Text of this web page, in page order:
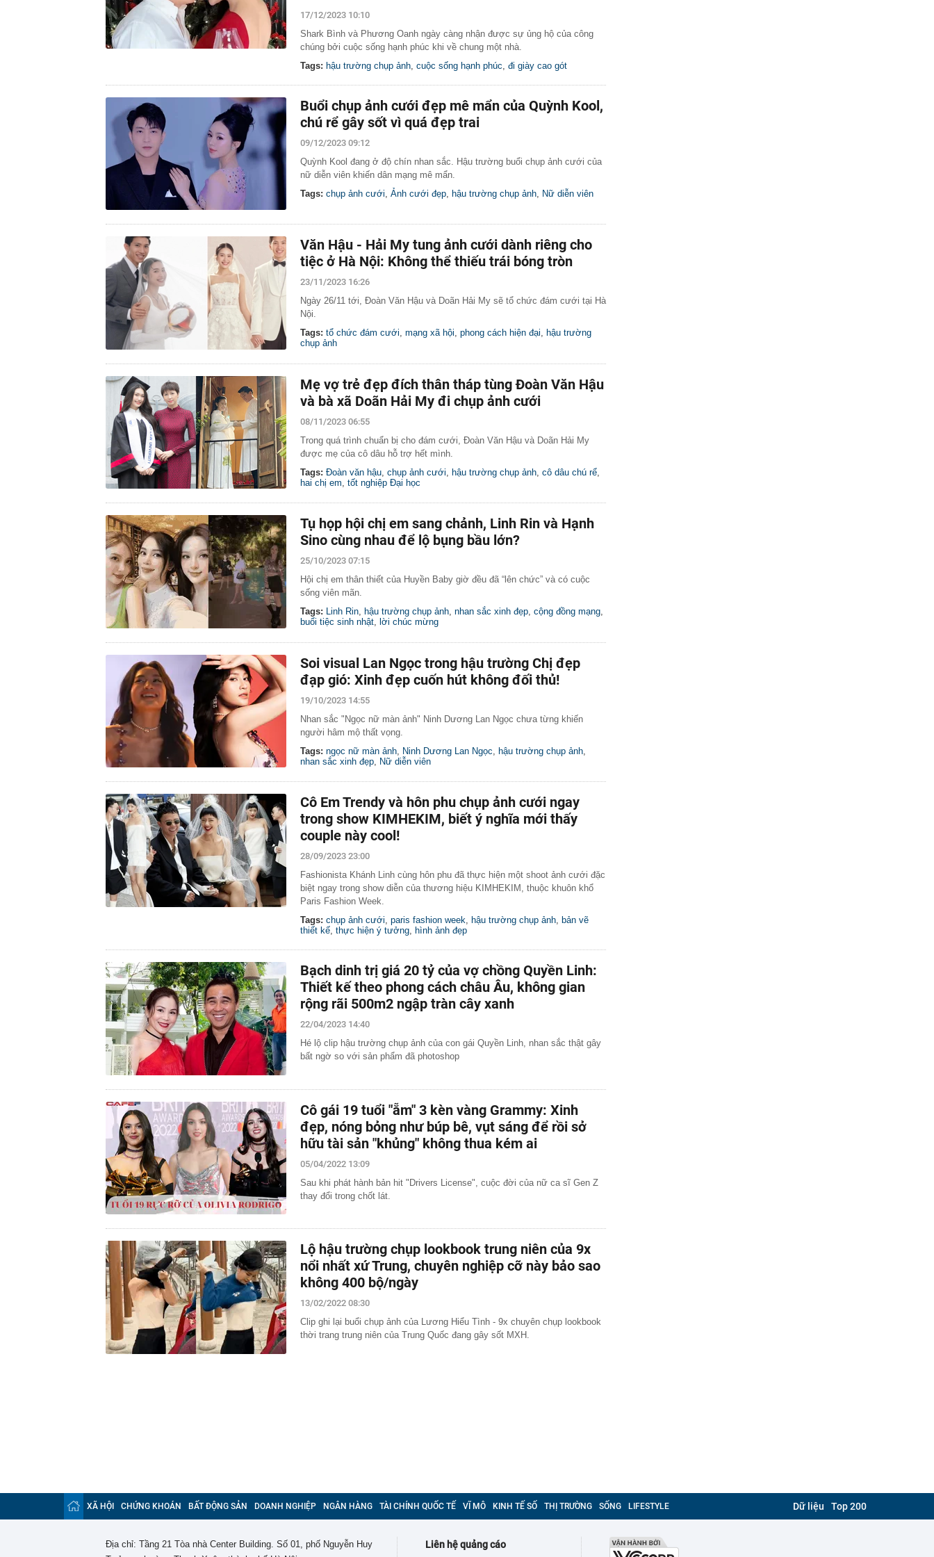
17/12/2023 10:10
Shark Bình và Phương Oanh ngày càng nhận được sự ủng hộ của công
chúng bởi cuộc sống hạnh phúc khi về chung một nhà.
Tags: hậu trường chụp ảnh cuộc sống hạnh phúc đi giày cao gót
Buổi chụp ảnh cưới đẹp mê mẩn của Quỳnh Kool,
chú rể gây sốt vì quá đẹp trai
09/12/2023 09:12
Quỳnh Kool đang ở độ chín nhan sắc. Hậu trường buổi chụp ảnh cưới của
nữ diễn viên khiến dân mạng mê mẩn.
Tags: chụp ảnh cưới Ảnh cưới đẹp hậu trường chụp ảnh Nữ diễn viên
Văn Hậu - Hải My tung ảnh cưới dành riêng cho
tiệc ở Hà Nội: Không thể thiếu trái bóng tròn
23/11/2023 16:26
Ngày 26/11 tới, Đoàn Văn Hậu và Doãn Hải My sẽ tổ chức đám cưới tại Hà
Nội.
Tags: tổ chức đám cưới, mạng xã hội, phong cách hiện đại, hậu trường
chụp ảnh
Mẹ vợ trẻ đẹp đích thân tháp tùng Đoàn Văn Hậu
và bà xã Doãn Hải My đi chụp ảnh cưới
08/11/2023 06:55
Trong quá trình chuẩn bị cho đám cưới, Đoàn Văn Hậu và Doãn Hải My
được mẹ của cô dâu hỗ trợ hết mình.
Tags: Đoàn văn hậu chụp ảnh cưới hậu trường chụp ảnh cô dâu chú rể
hai chị em tốt nghiệp Đại học
Tụ họp hội chị em sang chảnh, Linh Rin và Hạnh
Sino cùng nhau để lộ bụng bầu lớn?
25/10/2023 07:15
Hội chị em thân thiết của Huyền Baby giờ đều đã “lên chức” và có cuộc
sống viên mãn.
Tags: Linh Rin, hậu trường chụp ảnh, nhan sắc xinh đẹp, cộng đồng mạng,
buổi tiệc sinh nhật, lời chúc mừng
Soi visual Lan Ngọc trong hậu trường Chị đẹp
đạp gió: Xinh đẹp cuốn hút không đối thủ!
19/10/2023 14:55
Nhan sắc "Ngọc nữ màn ảnh" Ninh Dương Lan Ngọc chưa từng khiến
người hâm mộ thất vọng.
Tags: ngọc nữ màn ảnh Ninh Dương Lan Ngọc hậu trường chụp ảnh
nhan sắc xinh đẹp Nữ diễn viên
Cô Em Trendy và hôn phu chụp ảnh cưới ngay
trong show KIMHEKIM, biết ý nghĩa mới thấy
couple này cool!
28/09/2023 23:00
Fashionista Khánh Linh cùng hôn phu đã thực hiện một shoot ảnh cưới đặc
biệt ngay trong show diễn của thương hiệu KIMHEKIM, thuộc khuôn khổ
Paris Fashion Week.
Tags: chụp ảnh cưới, paris fashion week, hậu trường chụp ảnh, bản vẽ
thiết kế, thực hiện ý tưởng, hình ảnh đẹp
Bạch dinh trị giá 20 tỷ của vợ chồng Quyền Linh:
Thiết kế theo phong cách châu Âu, không gian
rộng rãi 500m2 ngập tràn cây xanh
22/04/2023 14:40
Hé lộ clip hậu trường chụp ảnh của con gái Quyền Linh, nhan sắc thật gây
bất ngờ so với sản phẩm đã photoshop
Cô gái 19 tuổi "ẵm" 3 kèn vàng Grammy: Xinh
đẹp, nóng bỏng như búp bê, vụt sáng để rồi sở
hữu tài sản "khủng" không thua kém ai
05/04/2022 13:09
Sau khi phát hành bản hit "Drivers License", cuộc đời của nữ ca sĩ Gen Z
thay đổi trong chốt lát.
Lộ hậu trường chụp lookbook trung niên của 9x
nổi nhất xứ Trung, chuyên nghiệp cỡ này bảo sao
không 400 bộ/ngày
13/02/2022 08:30
Clip ghi lại buổi chụp ảnh của Lương Hiểu Tình - 9x chuyên chụp lookbook
thời trang trung niên của Trung Quốc đang gây sốt MXH.
XÃ HỘI CHỨNG KHOÁN BẤT ĐỘNG SẢN DOANH NGHIỆP NGÂN HÀNG TÀI CHÍNH QUỐC TẾ VĨ MÔ KINH TẾ SỐ THỊ TRƯỜNG SỐNG LIFESTYLE Dữ liệu Top 200
Địa chỉ: Tầng 21 Tòa nhà Center Building. Số 01, phố Nguyễn Huy
Liên hệ quảng cáo